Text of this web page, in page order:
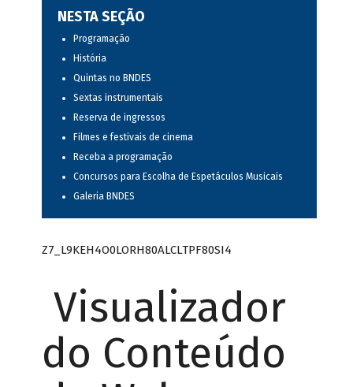
NESTA SEÇÃO
Programação
História
Quintas no BNDES
Sextas instrumentais
Reserva de ingressos
Filmes e festivais de cinema
Receba a programação
Concursos para Escolha de Espetáculos Musicais
Galeria BNDES
Z7_L9KEH4O0LORH80ALCLTPF80SI4
Visualizador
do Conteúdo